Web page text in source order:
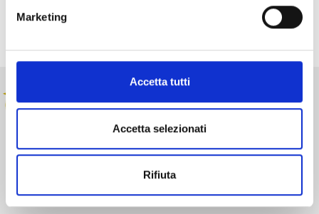
Marketing
Accetta tutti
Accetta selezionati
Rifiuta
Realizza, sostiene e dà vita a progetti strategici volti allo
sviluppo e alla crescita sociale, culturale ed economica
della provincia di Lucca.